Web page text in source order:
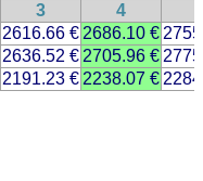
3 4
2616.66 € 2686.10 €
2636.52 € 2705.96 €
2191.23 € 2238.07 €